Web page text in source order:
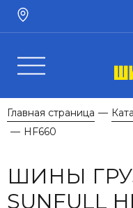
Главная страница —
— HF660
ШИНЫ
SUNFULL